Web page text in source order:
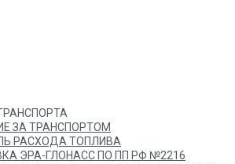
ЗА ТРАНСПОРТОМ
РАСХОДА ТОПЛИВА
ЭРА-ГЛОНАСС ПО ПП РФ №2216